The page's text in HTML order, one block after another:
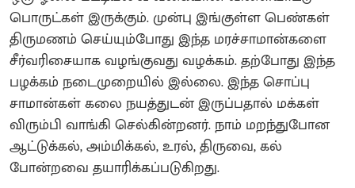
பொருட்கள் இருக்கும். முன்பு இங்குள்ள பெண்கள்
திருமணம் செய்யும்போது இந்த மரச்சாமான்களை
சீர்வரிசையாக வழங்குவது வழக்கம். தற்போது இந்த
பழக்கம் நடைமுறையில் இல்லை. இந்த சொப்பு
சாமான்கள் கலை நயத்துடன் இருப்பதால் மக்கள்
விரும்பி வாங்கி செல்கின்றனர். நாம் மறந்துபோன
ஆட்டுக்கல், அம்மிக்கல், உரல், திருவை, கல்
போன்றவை தயாரிக்கப்படுகிறது.